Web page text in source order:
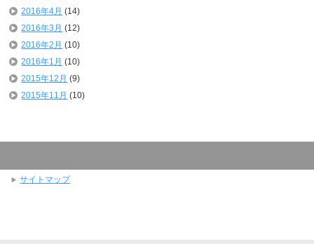
2016年4月 (14)
2016年3月 (12)
2016年2月 (10)
2016年1月 (10)
2015年12月 (9)
2015年11月 (10)
サイトマップ